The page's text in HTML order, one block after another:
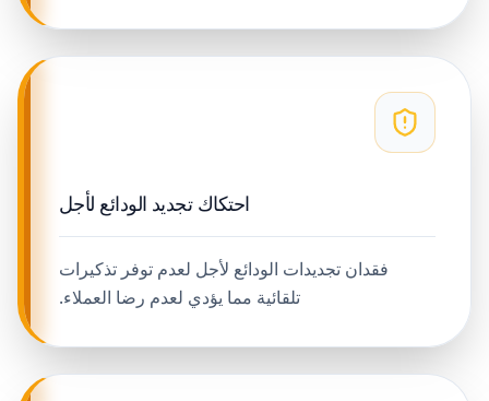
احتكاك تجديد الودائع لأجل
فقدان تجديدات الودائع لأجل لعدم توفر تذكيرات
تلقائية مما يؤدي لعدم رضا العملاء.